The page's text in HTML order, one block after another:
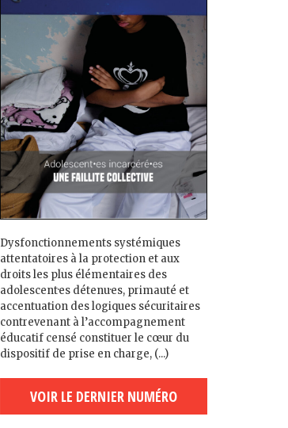
Dysfonctionnements systémiques
attentatoires à la protection et aux
droits les plus élémentaires des
adolescent·es détenu·es, primauté et
accentuation des logiques sécuritaires
contrevenant à l’accompagnement
éducatif censé constituer le cœur du
dispositif de prise en charge, (...)
VOIR LE DERNIER NUMÉRO